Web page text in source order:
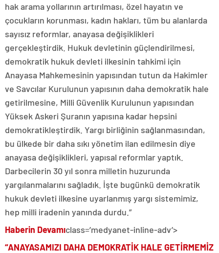
hak arama yollarının artırılması, özel hayatın ve
çocukların korunması, kadın hakları, tüm bu alanlarda
sayısız reformlar, anayasa değişiklikleri
gerçekleştirdik. Hukuk devletinin güçlendirilmesi,
demokratik hukuk devleti ilkesinin tahkimi için
Anayasa Mahkemesinin yapısından tutun da Hakimler
ve Savcılar Kurulunun yapısının daha demokratik hale
getirilmesine, Milli Güvenlik Kurulunun yapısından
Yüksek Askeri Şuranın yapısına kadar hepsini
demokratikleştirdik. Yargı birliğinin sağlanmasından,
bu ülkede bir daha sıkı yönetim ilan edilmesin diye
anayasa değişiklikleri, yapısal reformlar yaptık.
Darbecilerin 30 yıl sonra milletin huzurunda
yargılanmalarını sağladık. İşte bugünkü demokratik
hukuk devleti ilkesine uyarlanmış yargı sistemimiz,
hep milli iradenin yanında durdu.”
Haberin Devamıclass=’medyanet-inline-adv’>
“ANAYASAMIZI DAHA DEMOKRATİK HALE GETİRMEMİZ